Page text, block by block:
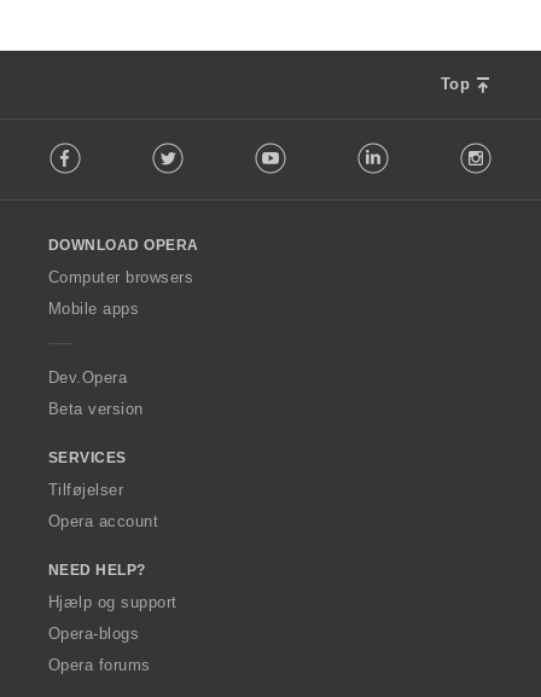
Top
o
w
O
p
a
Facebook Twitter Youtube LinkedIn
DOWNLOAD OPERA
Computer browsers
Mobile apps
Dev.Opera
Beta version
SERVICES
Tilføjelser
Opera account
NEED HELP?
Hjælp og support
Opera-blogs
Opera forums